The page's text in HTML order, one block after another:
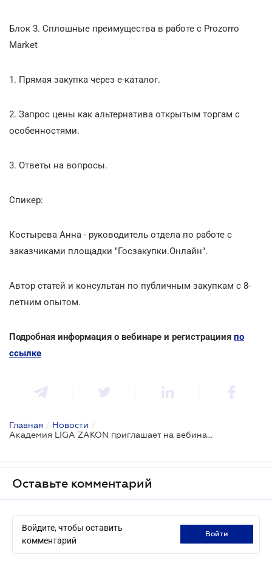
Блок 3. Сплошные преимущества в работе с Prozorro
Market
1. Прямая закупка через е-каталог.
2. Запрос цены как альтернатива открытым торгам с
особенностями.
3. Ответы на вопросы.
Спикер:
Костырева Анна - руководитель отдела по работе с
заказчиками площадки "Госзакупки.Онлайн".
Автор статей и консультан по публичным закупкам с 8-
летним опытом.
Подробная информация о вебинаре и регистрациия по
ссылке
Главная / Новости /
Академия LIGA ZAKON приглашает на вебинар: "Госзакупки на военных рельсах. Обзор последних изменений"
Оставьте комментарий
Войдите, чтобы оставить
комментарий
войти